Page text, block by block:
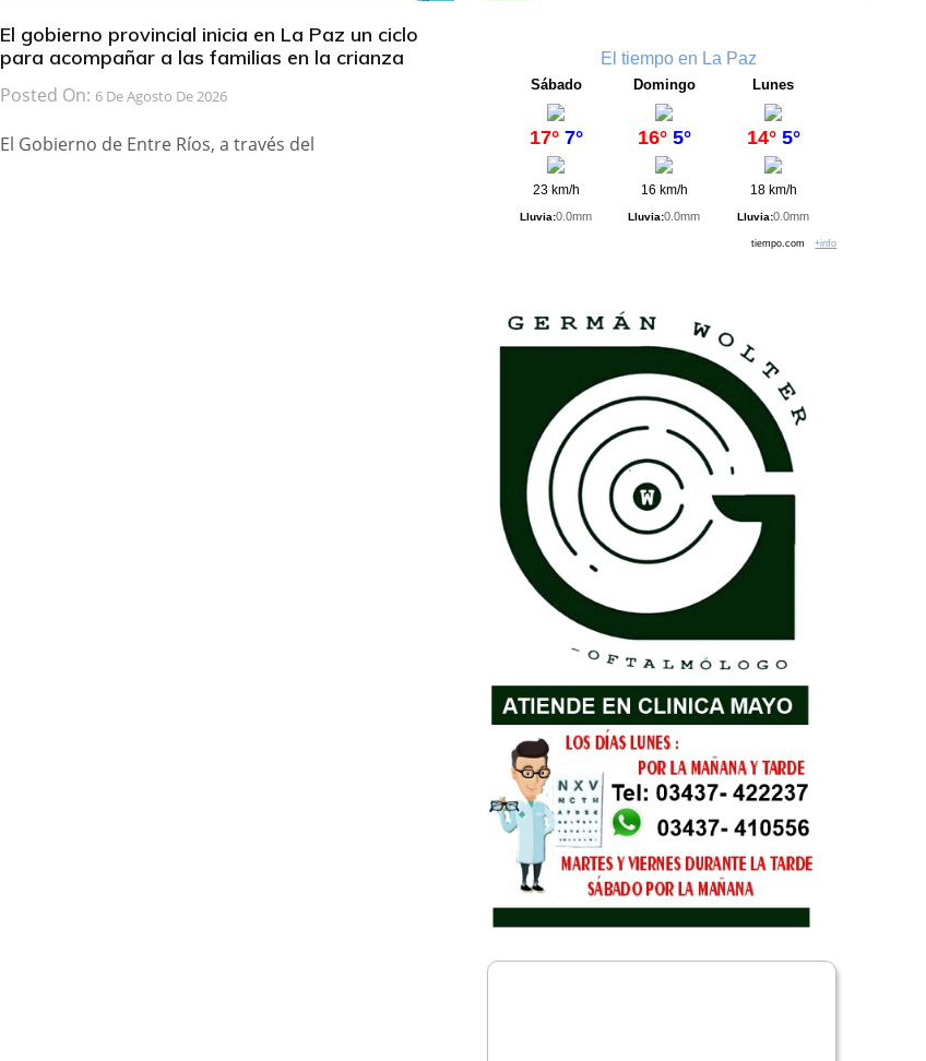
El gobierno provincial inicia en La Paz un ciclo
para acompañar a las familias en la crianza
Posted On: 6 De Agosto De 2026
El Gobierno de Entre Ríos, a través del
El tiempo en La Paz
Sábado
17° 7°
23 km/h
Lluvia:0.0mm
Domingo
16° 5°
16 km/h
Lluvia:0.0mm
Lunes
14° 5°
18 km/h
Lluvia:0.0mm
tiempo.com+info